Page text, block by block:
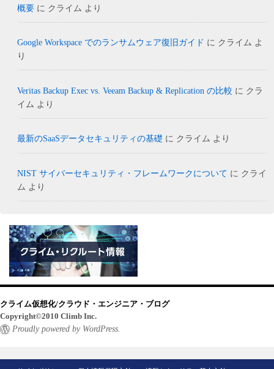
概要 に クライム より
Google Workspace でのランサムウェア復旧ガイド に クライム よ
り
Veritas Backup Exec vs. Veeam Backup & Replication の比較 に クラ
イム より
最新のSaaSデータセキュリティの基礎 に クライム より
NIST サイバーセキュリティ・フレームワークについて に クライ
ム より
クライム仮想化/クラウド・エンジニア・ブログ
Copyright©2010 Climb Inc.
Proudly powered by WordPress.